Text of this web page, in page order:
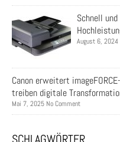
Schnell
August 6, 2024
Canon erweitert
treiben digitale
Mai 7, 2025 No Comment
SCHLAGWÖRTER